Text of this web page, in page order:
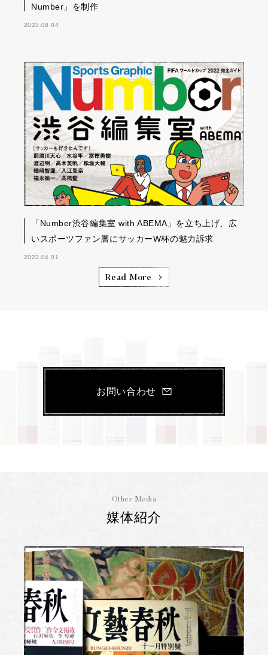
Number」を制作
2023.08.04
「Number渋谷編集室 with ABEMA」を立ち上げ、広
いスポーツファン層にサッカーW杯の魅力訴求
2023.04.01
Read More
お問い合わせ
Other Media
媒体紹介